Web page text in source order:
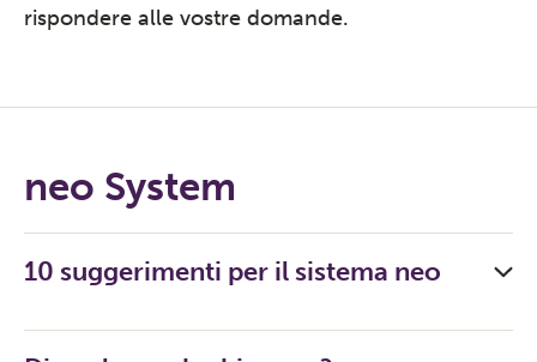
rispondere alle vostre domande.
neo System
10 suggerimenti per il sistema neo